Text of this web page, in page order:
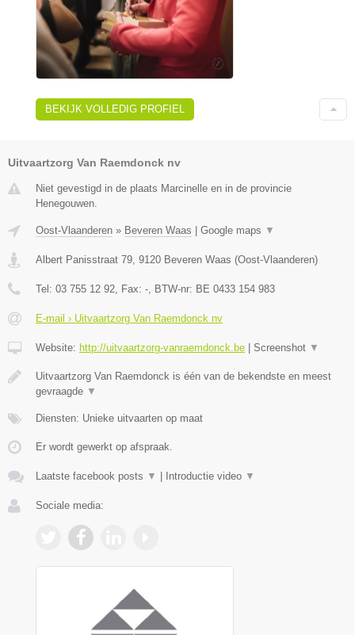
BEKIJK VOLLEDIG PROFIEL
Uitvaartzorg Van Raemdonck nv
Niet gevestigd in de plaats Marcinelle en in de provincie
Henegouwen.
Oost-Vlaanderen » Beveren Waas | Google maps ▼
Albert Panisstraat 79 9120 Beveren Waas (Oost-Vlaanderen)
Tel: 03 755 12 92 , Fax: - , BTW-nr: BE 0433 154 983
E-mail › Uitvaartzorg Van Raemdonck nv
Website: http://uitvaartzorg-vanraemdonck.be | Screenshot ▼
Uitvaartzorg Van Raemdonck is één van de bekendste en meest
gevraagde ▼
Diensten: Unieke uitvaarten op maat
Er wordt gewerkt op afspraak.
Laatste facebook posts ▼ | Introductie video ▼
Sociale media: